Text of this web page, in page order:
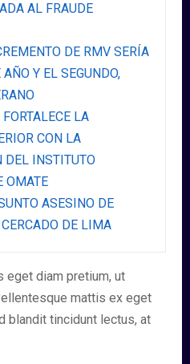
AL FRAUDE
DE RMV SERÍA
Y EL SEGUNDO,
LA
CON LA
DEL INSTITUTO
OMATE
ASESINO DE
DE LIMA
eget diam pretium, ut
mattis ex eget
blandit tincidunt lectus, at